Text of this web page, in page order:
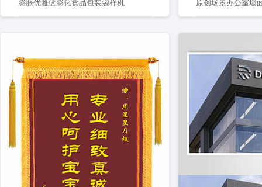
膨胀优雅蓝膨化食品包装袋样机